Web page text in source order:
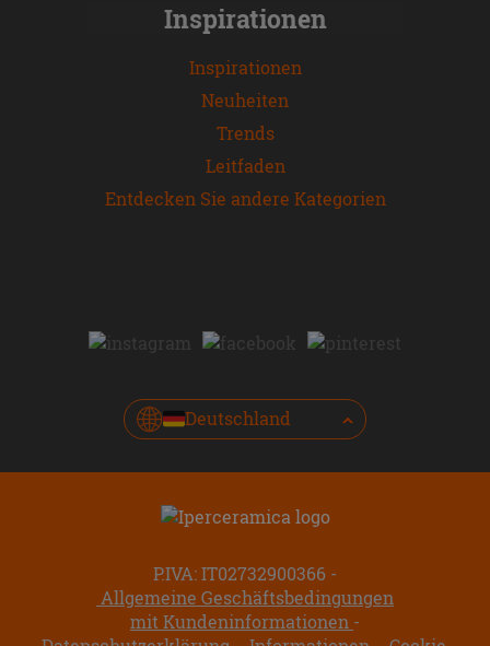
Inspirationen
Inspirationen
Neuheiten
Trends
Leitfaden
Entdecken Sie andere Kategorien
Deutschland
P.IVA: IT02732900366
Allgemeine Geschäftsbedingungen
mit Kundeninformationen